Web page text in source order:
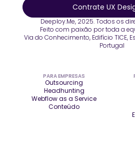
Contrate UX
Deeploy.Me, 2025. Todos os
Feito com paixão por toda a
Via do Conhecimento, Edifício TICE,
Portugal
PARA EMPRESAS
Outsourcing
Headhunting
Webflow as a Service
Conteúdo